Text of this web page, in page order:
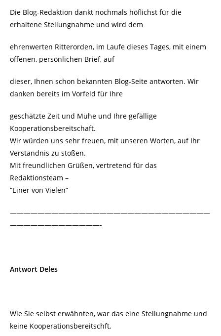
Die Blog-Redaktion dankt nochmals höflichst für die
erhaltene Stellungnahme und wird dem
ehrenwerten Ritterorden, im Laufe dieses Tages, mit einem
offenen, persönlichen Brief, auf
dieser, Ihnen schon bekannten Blog-Seite antworten. Wir
danken bereits im Vorfeld für Ihre
geschätzte Zeit und Mühe und Ihre gefällige
Kooperationsbereitschaft.
Wir würden uns sehr freuen, mit unseren Worten, auf Ihr
Verständnis zu stoßen.
Mit freundlichen Grüßen, vertretend für das
Redaktionsteam –
“Einer von Vielen”
—————————————————————————————
—————————————-
Antwort Deles
Wie Sie selbst erwähnten, war das eine Stellungnahme und
keine Kooperationsbereitschft,